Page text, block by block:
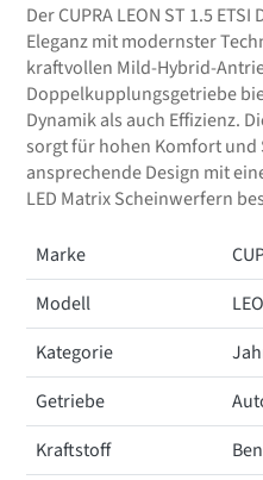
Der CUPRA LEON ST 1.5
Eleganz mit modernster
kraftvollen Mild-Hybrid-
Doppelkupplungsgetriebe
Dynamik als auch Effizienz.
sorgt für hohen Komfort
ansprechende Design mit
LED Matrix Scheinwerfern
Marke
Modell
Kategorie
Getriebe
Kraftstoff